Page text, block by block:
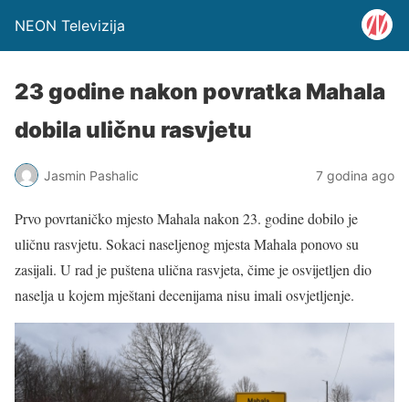
NEON Televizija
23 godine nakon povratka Mahala
dobila uličnu rasvjetu
Jasmin Pashalic 7 godina ago
Prvo povrtaničko mjesto Mahala nakon 23. godine dobilo je
uličnu rasvjetu. Sokaci naseljenog mjesta Mahala ponovo su
zasijali. U rad je puštena ulična rasvjeta, čime je osvijetljen dio
naselja u kojem mještani decenijama nisu imali osvjetljenje.